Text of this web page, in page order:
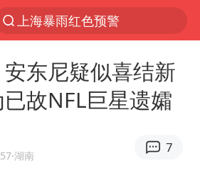
王艺迪2-4不敌张本美和止步4强
白海豚5次眼壁置换
东尼疑似喜结新
故NFL巨星遗孀
·湖南
7